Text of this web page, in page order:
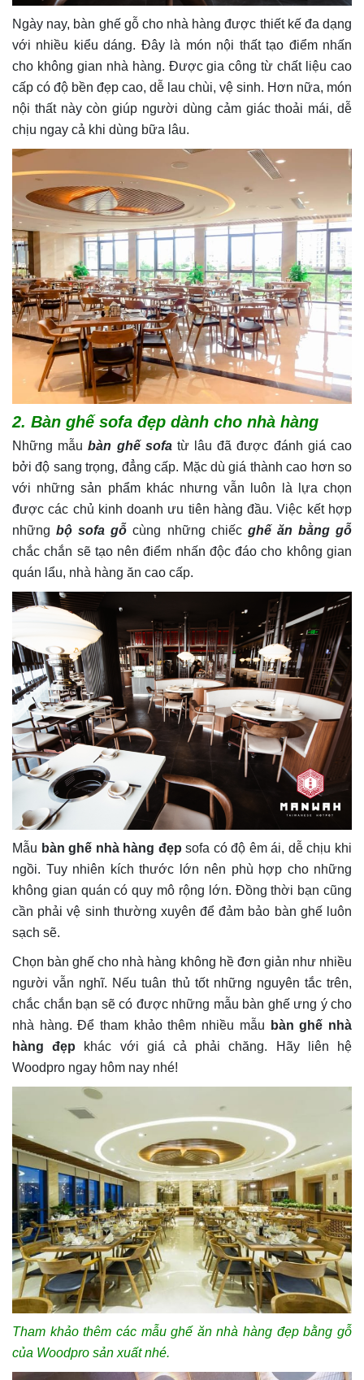
Ngày nay, bàn ghế gỗ cho nhà hàng được thiết kế đa dạng
với nhiều kiểu dáng. Đây là món nội thất tạo điểm nhấn
cho không gian nhà hàng. Được gia công từ chất liệu cao
cấp có độ bền đẹp cao, dễ lau chùi, vệ sinh. Hơn nữa, món
nội thất này còn giúp người dùng cảm giác thoải mái, dễ
chịu ngay cả khi dùng bữa lâu.
2. Bàn ghế sofa đẹp dành cho nhà hàng
Những mẫubàn ghế sofatừ lâu đã được đánh giá cao
bởi độ sang trọng, đẳng cấp. Mặc dù giá thành cao hơn so
với những sản phẩm khác nhưng vẫn luôn là lựa chọn
được các chủ kinh doanh ưu tiên hàng đầu. Việc kết hợp
nhữngbộ sofa gỗ cùng những chiếc ghế ăn bằng gỗ
chắc chắn sẽ tạo nên điểm nhấn độc đáo cho không gian
quán lẩu, nhà hàng ăn cao cấp.
Mẫu bàn ghế nhà hàng đẹpsofa có độ êm ái, dễ chịu khi
ngồi. Tuy nhiên kích thước lớn nên phù hợp cho những
không gian quán có quy mô rộng lớn. Đồng thời bạn cũng
cần phải vệ sinh thường xuyên để đảm bảo bàn ghế luôn
sạch sẽ.
Chọn bàn ghế cho nhà hàng không hề đơn giản như nhiều
người vẫn nghĩ. Nếu tuân thủ tốt những nguyên tắc trên,
chắc chắn bạn sẽ có được những mẫu bàn ghế ưng ý cho
nhà hàng. Để tham khảo thêm nhiều mẫu
bàn ghế nhà
hàng đẹp khác với giá cả phải chăng. Hãy liên hệ
Woodpro ngay hôm nay nhé!
Tham khảo thêm các mẫu ghế ăn nhà hàng đẹp bằng gỗ
của Woodpro sản xuất nhé.